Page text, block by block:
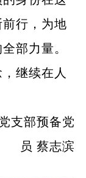
行，为地
部力量。
继续在人
支部预备党
员 蔡志滨